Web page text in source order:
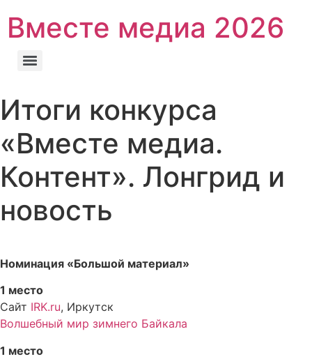
содержимому
Вместе медиа 2026
Итоги конкурса
«Вместе медиа.
Контент». Лонгрид и
новость
Номинация «Большой материал»
1 место
Сайт IRK.ru, Иркутск
Волшебный мир зимнего Байкала
1 место